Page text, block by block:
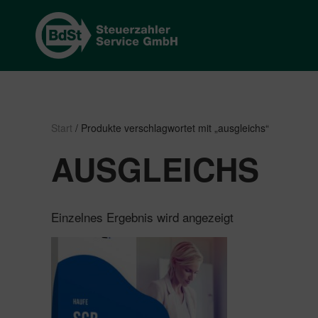
Start / Produkte verschlagwortet mit „ausgleichs“
AUSGLEICHS
Einzelnes Ergebnis wird angezeigt